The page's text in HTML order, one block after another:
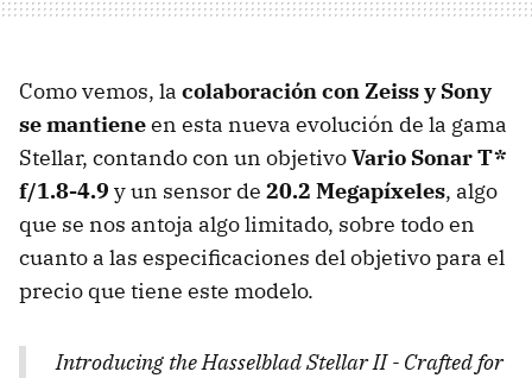
Como vemos, la colaboración con Zeiss y Sony
se mantieneen esta nueva evolución de la gama
Stellar, contando con un objetivoVario Sonar T*
f/1.8-4.9 y un sensor de 20.2 Megapíxeles, algo
que se nos antoja algo limitado, sobre todo en
cuanto a las especificaciones del objetivo para el
precio que tiene este modelo.
Introducing the Hasselblad Stellar II - Crafted for